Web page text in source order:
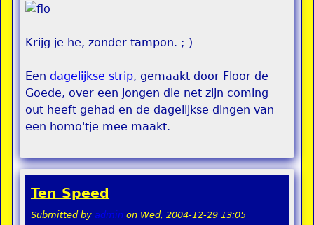
Krijg je he, zonder tampon. ;-)
Een dagelijkse strip, gemaakt door Floor de
Goede, over een jongen die net zijn coming
out heeft gehad en de dagelijkse dingen van
een homo'tje mee maakt.
Ten Speed
Submitted by admin on Wed, 2004-12-29 13:05